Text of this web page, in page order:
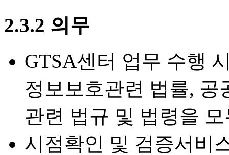
2.3.2 의무
GTSA센터 업무 수행
정보보호관련 법률, 공
관련 법규 및 법령을
시점확인 및 검증서비